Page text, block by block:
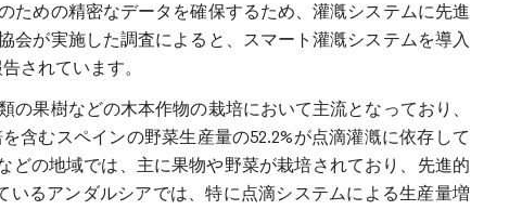
ための精密なデータを確保するため、灌漑システムに先進
会が実施した調査によると、スマート灌漑システムを導入
されています。
果樹などの木本作物の栽培において主流となっており、
含むスペインの野菜生産量の52.2%が点滴灌漑に依存して
どの地域では、主に果物や野菜が栽培されており、先進的
るアンダルシアでは、特に点滴システムによる生産量増